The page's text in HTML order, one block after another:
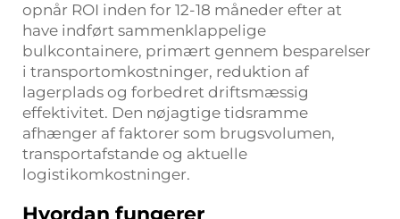
opnår ROI inden for 12-18 måneder efter at
have indført sammenklappelige
bulkcontainere, primært gennem besparelser
i transportomkostninger, reduktion af
lagerplads og forbedret driftsmæssig
effektivitet. Den nøjagtige tidsramme
afhænger af faktorer som brugsvolumen,
transportafstande og aktuelle
logistikomkostninger.
Hvordan fungerer